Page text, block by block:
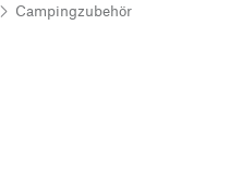
Campingzubehör